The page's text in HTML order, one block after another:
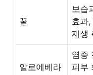
꿀
보습
효과,
재생
알로에베라
염증
피부